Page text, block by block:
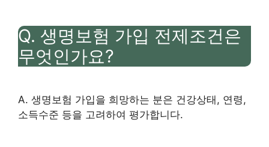
Q. 생명보험 가입 전제조건은
무엇인가요?
A. 생명보험 가입을 희망하는 분은 건강상태, 연령,
소득수준 등을 고려하여 평가합니다.